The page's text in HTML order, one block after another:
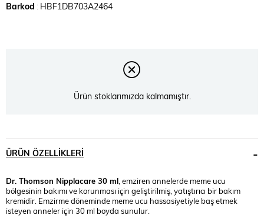
Barkod : HBF1DB703A2464
Ürün stoklarımızda kalmamıştır.
ÜRÜN ÖZELLIKLERI
Dr. Thomson Nipplacare 30 ml , emziren annelerde meme ucu
bölgesinin bakımı ve korunması için geliştirilmiş, yatıştırıcı bir bakım
kremidir. Emzirme döneminde meme ucu hassasiyetiyle baş etmek
isteyen anneler için 30 ml boyda sunulur.